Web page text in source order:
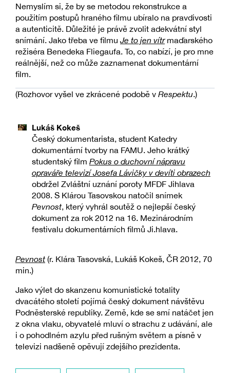
Nemyslím si, že by se metodou rekonstrukce a
použitím postupů hraného filmu ubíralo na pravdivosti
a autenticitě. Důležité je právě zvolit adekvátní styl
snímání. Jako třeba ve filmuJe to jen vítrmaďarského
režiséra Benedeka Fliegaufa. To, co nabízí, je pro mne
reálnější, než co může zaznamenat dokumentární
film.
(Rozhovor vyšel ve zkrácené podobě v Respektu.)
Lukáš Kokeš
Český dokumentarista, student Katedry
dokumentární tvorby na FAMU. Jeho krátký
studentský film Pokus o duchovní nápravu
opraváře televizí Josefa Lávičky v devíti obrazech
obdržel Zvláštní uznání poroty MFDF Jihlava
2008. S Klárou Tasovskou natočil snímek
Pevnost, který vyhrál soutěž o nejlepší český
dokument za rok 2012 na 16. Mezinárodním
festivalu dokumentárních filmů Ji.hlava.
Pevnost (r. Klára Tasovská, Lukáš Kokeš, ČR 2012, 70
min.)
Jako výlet do skanzenu komunistické totality
dvacátého století pojímá český dokument návštěvu
Podněsterské republiky. Země, kde se smí natáčet jen
z okna vlaku, obyvatelé mluví o strachu z udávání, ale
i o pohodlném azylu před rušným světem a písně v
televizi nadšeně opěvují zdejšího prezidenta.